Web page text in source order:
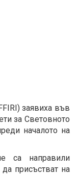
заявиха във
за Световното
началото на
са направили
присъстват на